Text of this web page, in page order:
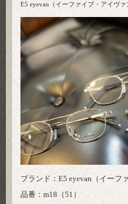
E5 eyevan（イーファイブ・アイヴァ
ブランド：E5 eyevan（イーフ
品番：m18（51）